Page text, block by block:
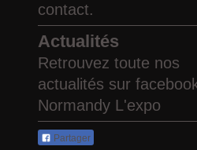
contact.
Actualités
Retrouvez toute nos
actualités sur
Normandy L'expo
Partager